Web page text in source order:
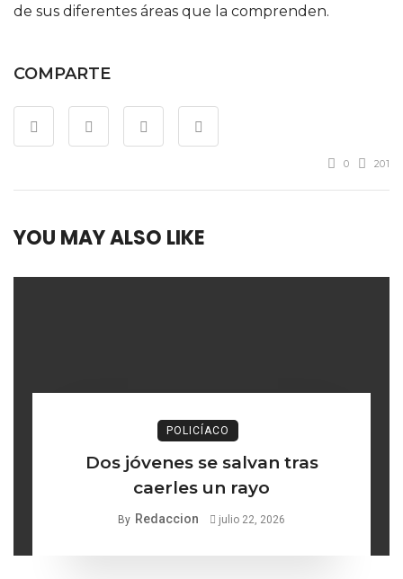
de sus diferentes áreas que la comprenden.
COMPARTE
0 201
YOU MAY ALSO LIKE
POLICÍACO
Dos jóvenes se salvan tras
caerles un rayo
By Redaccion julio 22, 2026